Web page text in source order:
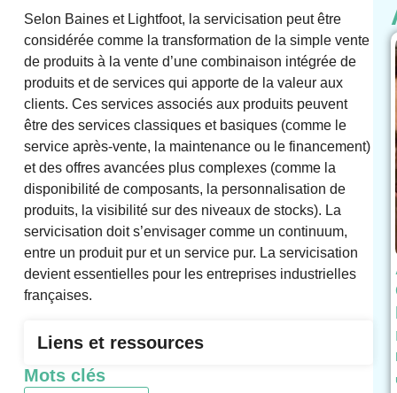
Selon Baines et Lightfoot, la servicisation peut être
considérée comme la transformation de la simple vente
de produits à la vente d’une combinaison intégrée de
produits et de services qui apporte de la valeur aux
clients. Ces services associés aux produits peuvent
être des services classiques et basiques (comme le
service après-vente, la maintenance ou le financement)
et des offres avancées plus complexes (comme la
disponibilité de composants, la personnalisation de
produits, la visibilité sur des niveaux de stocks). La
servicisation doit s’envisager comme un continuum,
entre un produit pur et un service pur. La servicisation
devient essentielles pour les entreprises industrielles
françaises.
Liens et ressources
Mots clés